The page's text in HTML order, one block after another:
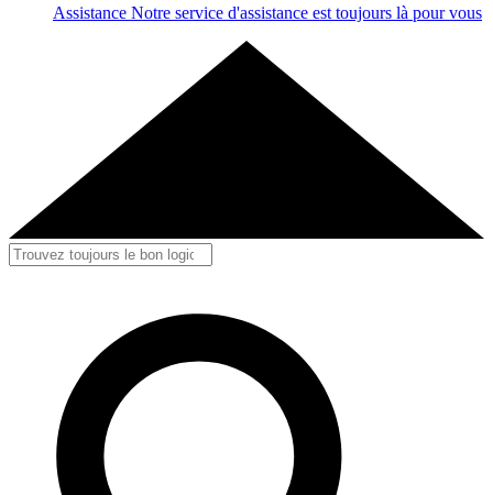
Assistance Notre service d'assistance est toujours là pour vous